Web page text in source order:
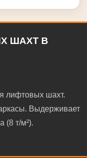
ШАХТ В
лифтовых шахт.
Выдерживает
(8 т/м²).